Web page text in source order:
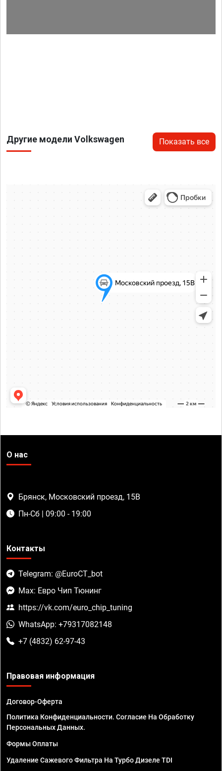
Другие модели Volkswagen Показать все
О нас
Брянск, Московский проезд, 15В
Пн-Сб | 09:00 - 19:00
Контакты
Telegram: @EuroCT_bot
Max: Евро Чип Тюнинг
https://vk.com/euro_chip_tuning
WhatsApp: +79317082148
+7 (4832) 62-97-43
Правовая информация
Договор-Оферта
Политика Конфиденциальности. Согласие На Обработку
Персональных Данных.
Формы Оплаты
Удаление Сажевого Фильтра На Турбо Дизеле TDI